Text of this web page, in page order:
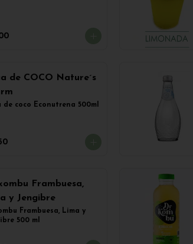
de COCO Nature´s
de coco Econutrena 500ml
Frambuesa,
y Jengibre
Frambuesa, Lima y
500 ml